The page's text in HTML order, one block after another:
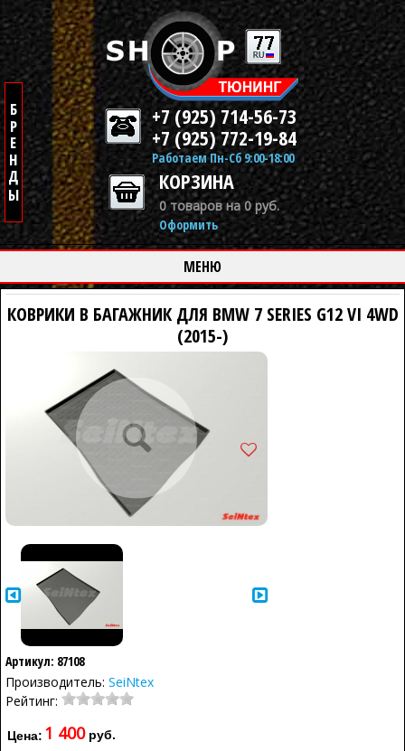
+7 (925) 714-56-73
+7 (925) 772-19-84
Работаем Пн-Сб 9:00-18:00
КОРЗИНА
0 товаров на 0 руб.
Оформить
МЕНЮ
КОВРИКИ В БАГАЖНИК ДЛЯ BMW 7 SERIES G12 VI 4WD
(2015-)
Артикул: 87108
Производитель: SeiNtex
Рейтинг:
Цена: 1 400руб.